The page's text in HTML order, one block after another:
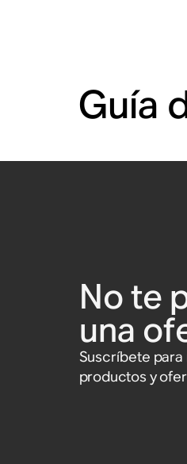
Guía
No te
una
Suscríbete para
productos y